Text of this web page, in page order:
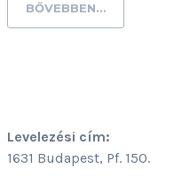
BŐVEBBEN…
Levelezési cím:
1631 Budapest, Pf. 150.